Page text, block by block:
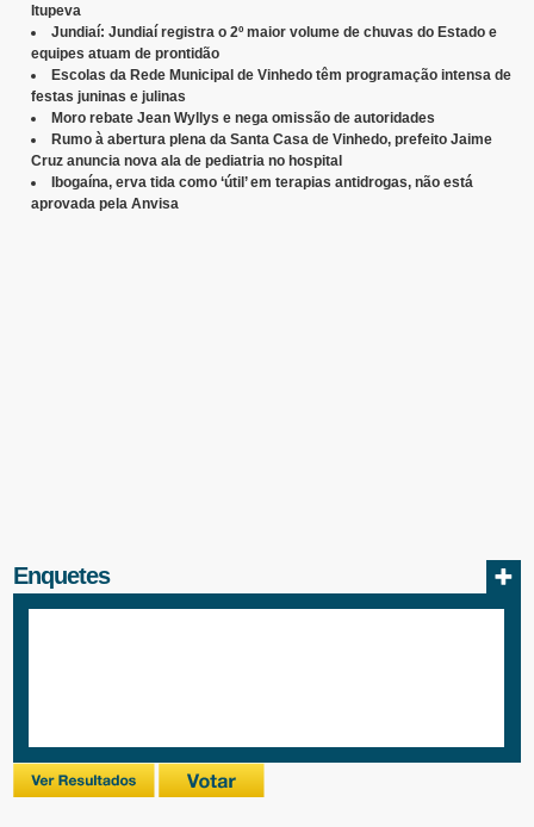
Itupeva
Jundiaí: Jundiaí registra o 2º maior volume de chuvas do Estado e
equipes atuam de prontidão
Escolas da Rede Municipal de Vinhedo têm programação intensa de
festas juninas e julinas
Moro rebate Jean Wyllys e nega omissão de autoridades
Rumo à abertura plena da Santa Casa de Vinhedo, prefeito Jaime
Cruz anuncia nova ala de pediatria no hospital
Ibogaína, erva tida como ‘útil’ em terapias antidrogas, não está
aprovada pela Anvisa
Enquetes